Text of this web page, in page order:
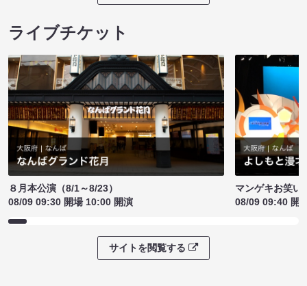
ライブチケット
８月本公演（8/1～8/23）
08/09 09:30 開場 10:00 開演
マンゲキお笑い
08/09 09:40 開
サイトを閲覧する